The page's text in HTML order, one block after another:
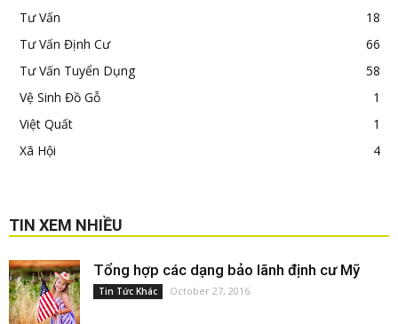
Tư Vấn
18
Tư Vấn Định Cư
66
Tư Vấn Tuyển Dụng
58
Vệ Sinh Đồ Gỗ
1
Việt Quất
1
Xã Hội
4
TIN XEM NHIỀU
Tổng hợp các dạng bảo lãnh định cư Mỹ
Tin Tức Khác October 27, 2016